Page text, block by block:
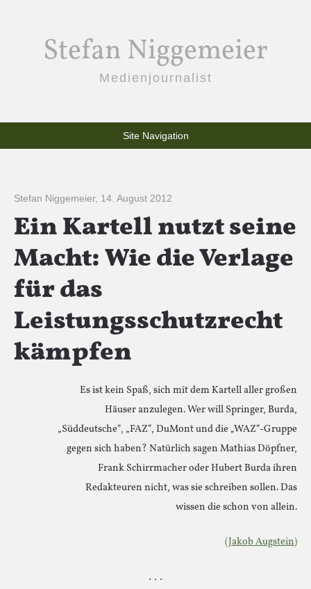
Stefan Niggemeier
Medienjournalist
Site Navigation
Stefan Niggemeier, 14. August 2012
Ein Kartell nutzt seine
Macht: Wie die Verlage
für das
Leistungsschutzrecht
kämpfen
Es ist kein Spaß, sich mit dem Kartell aller großen
Häuser anzulegen. Wer will Springer, Burda,
„Süddeutsche“, „FAZ“, DuMont und die „WAZ“-Gruppe
gegen sich haben? Natürlich sagen Mathias Döpfner,
Frank Schirrmacher oder Hubert Burda ihren
Redakteuren nicht, was sie schreiben sollen. Das
wissen die schon von allein.
(Jakob Augstein)
· · ·